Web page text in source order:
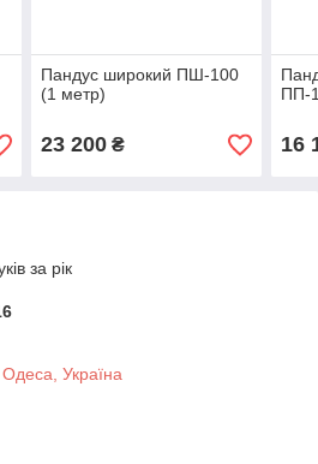
Пандус широкий ПШ-100
(1 метр)
23 200₴
ПП-
16
за рік
Україна